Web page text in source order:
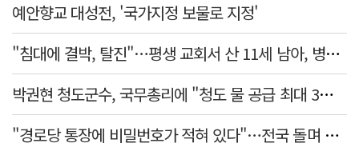
예안향교 대성전, '국가지정 보물로 지정'
"침대에 결박, 탈진"…평생 교회서 산 11세 남아, 병원 이송 끝 숨져
박권현 청도군수, 국무총리에 "청도 물 공급 최대 3만t 늘려달라"
"경로당 통장에 비밀번호가 적혀 있다"…전국 돌며 경로당 13곳 턴 30대 구속